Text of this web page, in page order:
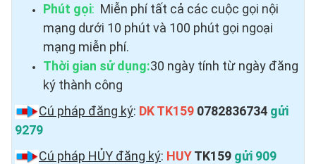
Phút gọi: Miễn phí tất cả các cuộc gọi nội
mạng dưới 10 phút và 100 phút gọi ngoại
mạng miễn phí.
Thời gian sử dụng:30 ngày tính từ ngày đăng
ký thành công
Cú pháp đăng ký: DK TK159 0782836734 gửi
9279
Cú pháp HỦY đăng ký: HUYTK159 gửi 909